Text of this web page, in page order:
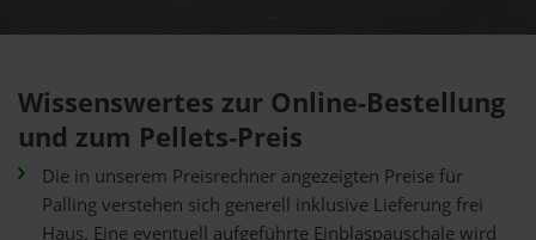
Wissenswertes zur Online-Bestellung
und zum Pellets-Preis
Die in unserem Preisrechner angezeigten Preise für
Palling verstehen sich generell inklusive Lieferung frei
Haus. Eine eventuell aufgeführte Einblaspauschale wird